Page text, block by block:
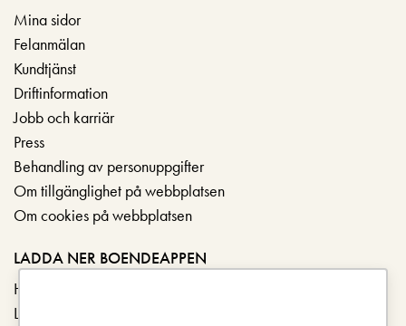
Mina sidor
Felanmälan
Kundtjänst
Driftinformation
Jobb och karriär
Press
Behandling av personuppgifter
Om tillgänglighet på webbplatsen
Om cookies på webbplatsen
LADDA NER BOENDEAPPEN
Hämta i App Store
Ladda ner på Google Play